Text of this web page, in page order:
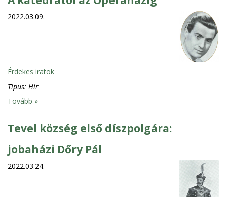
2022.03.09.
Érdekes iratok
Típus: Hír
Tovább »
Tevel község első díszpolgára:
jobaházi Dőry Pál
2022.03.24.